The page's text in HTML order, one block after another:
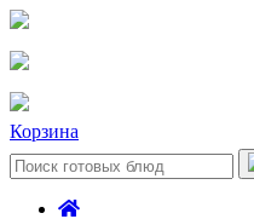
Корзина